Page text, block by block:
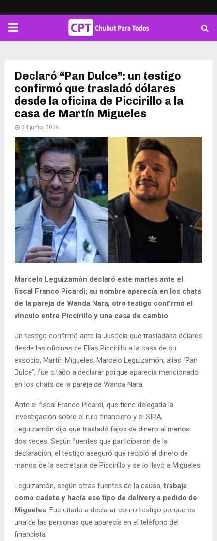
PRIMARY
Declaró “Pan Dulce”: un testigo
confirmó que trasladó dólares
desde la oficina de Piccirillo a la
casa de Martín Migueles
24 junio, 2026
Marcelo Leguizamón declaró este martes ante el
fiscal Franco Picardi; su nombre aparecía en los chats
de la pareja de Wanda Nara; otro testigo confirmó el
vínculo entre Piccirillo y una casa de cambio
Un testigo confirmó ante la Justicia que trasladaba dólares
desde las oficinas de Elías Piccirillo a la casa de su
exsocio, Martín Migueles. Marcelo Leguizamón, alias “Pan
Dulce”, fue citado a declarar porque aparecía mencionado
en los chats de la pareja de Wanda Nara.
Ante el fiscal Franco Picardi, que tiene delegada la
investigación sobre el rulo financiero y el SIRA,
Leguizamón dijo que trasladó fajos de dinero al menos
dos veces. Según fuentes que participaron de la
declaración, el testigo aseguró que recibió el dinero de
manos de la secretaria de Piccirillo y se lo llevó a Migueles.
Leguizamón, según otras fuentes de la causa, trabaja
como cadete y hacía ese tipo de delivery a pedido de
Migueles. Fue citado a declarar como testigo porque es
una de las personas que aparecía en el teléfono del
financista.